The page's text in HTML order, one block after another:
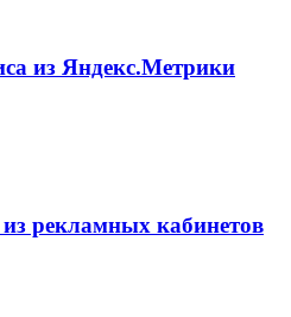
из Яндекс.Метрики
рекламных кабинетов